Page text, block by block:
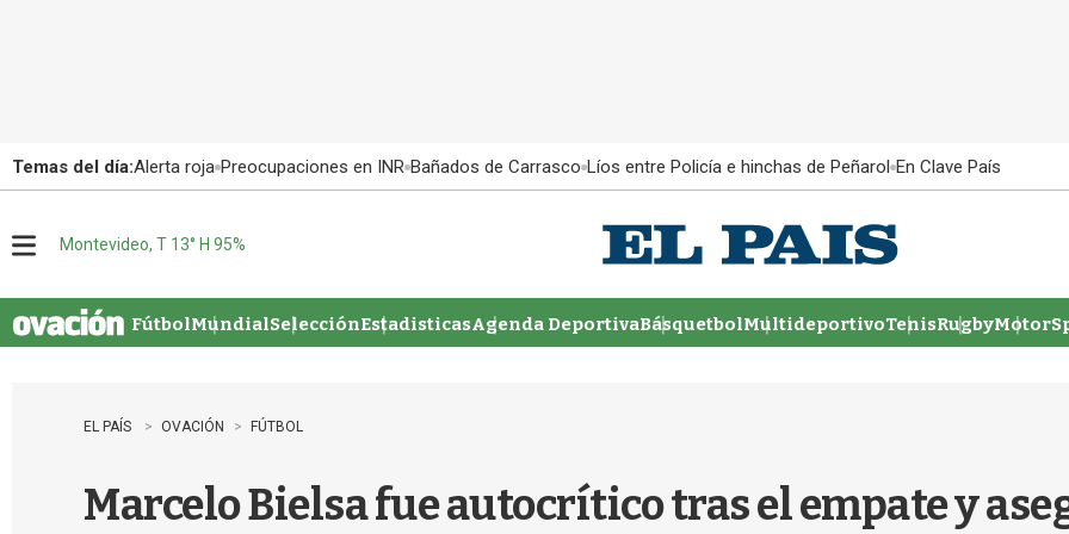
Temas del día:Alerta roja Preocupaciones en INR Bañados de Carrasco Líos entre Policía e hinchas de Peñarol En Clave País
u
Montevideo, T 13° H 95%
FútbolMundialSelecciónEstadisticasAgenda DeportivaBásquetbolMultideportivoTenisRugby
EL PAÍS OVACIÓN FÚTBOL
Marcelo Bielsa fue autocrítico tras el empate y